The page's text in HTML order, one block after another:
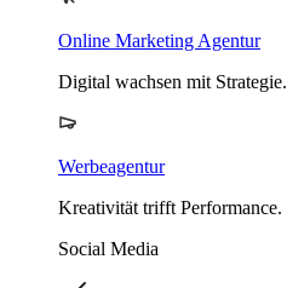
Online Marketing Agentur
Digital wachsen mit Strategie.
Werbeagentur
Kreativität trifft Performance.
Social Media